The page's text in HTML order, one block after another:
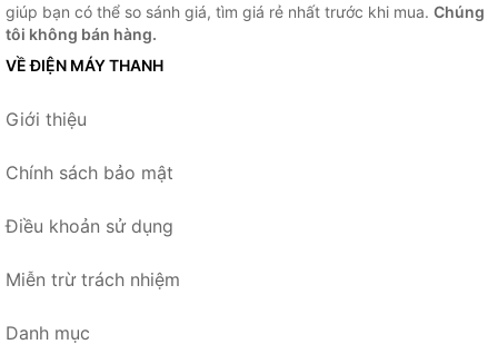
giúp bạn có thể so sánh giá, tìm giá rẻ nhất trước khi mua. Chúng
tôi không bán hàng.
VỀ ĐIỆN MÁY THANH
Giới thiệu
Chính sách bảo mật
Điều khoản sử dụng
Miễn trừ trách nhiệm
Danh mục